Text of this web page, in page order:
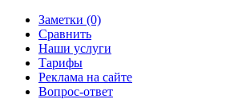
Заметки (0)
Сравнить
Наши услуги
Тарифы
Реклама на сайте
Вопрос-ответ